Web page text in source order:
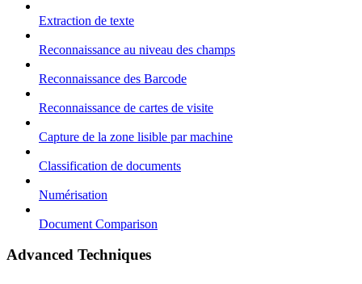
Extraction de texte
Reconnaissance au niveau des champs
Reconnaissance des Barcode
Reconnaissance de cartes de visite
Capture de la zone lisible par machine
Classification de documents
Numérisation
Document Comparison
Advanced Techniques